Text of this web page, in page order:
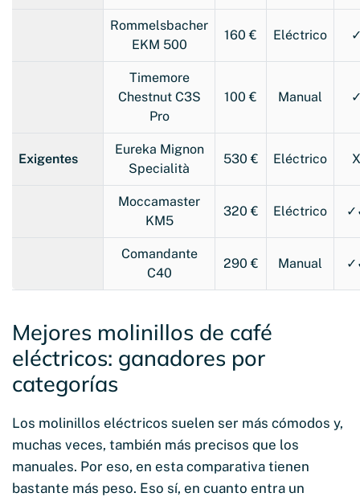
Rommelsbacher
EKM 500
160 € Eléctrico
Timemore
Chestnut C3S
Pro
100 € Manual
Exigentes
Eureka Mignon
Specialità
530 € Eléctrico X
Moccamaster
KM5
320 € Eléctrico
Comandante
C40
290 € Manual
Mejores molinillos de café
eléctricos: ganadores por
categorías
Los molinillos eléctricos suelen ser más cómodos y,
muchas veces, también más precisos que los
manuales. Por eso, en esta comparativa tienen
bastante más peso. Eso sí, en cuanto entra un